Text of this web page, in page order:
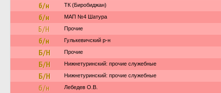
б/н ТК (Биробиджан)
б/н МАП №4 Шатура
Б/Н Прочие
б/н Гулькевичский р-н
Б/Н Прочие
Б/Н Нижнетуринский: прочие служебные
Б/Н Нижнетуринский: прочие служебные
б/н Лебедев О.В.